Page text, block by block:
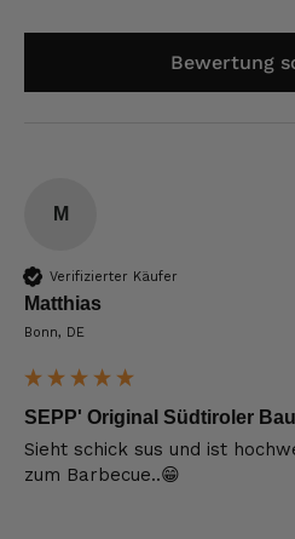
Bewertung
M
Verifizierter Käufer
Matthias
Bonn, DE
SEPP' Original Südtiroler
Sieht schick sus und ist
zum Barbecue..😁